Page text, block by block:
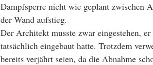
Dampfsperre nicht wie geplant zwischen
der Wand aufstieg.
Der Architekt musste zwar eingestehen,
tatsächlich eingebaut hatte. Trotzdem
bereits verjährt seien, da die Abnahme